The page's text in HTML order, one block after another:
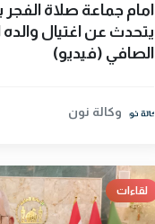
امام جماعة صلاة الفجر
يتحدث عن اغتيال
الصافي (فيديو)
وكالة نون
لقاءات